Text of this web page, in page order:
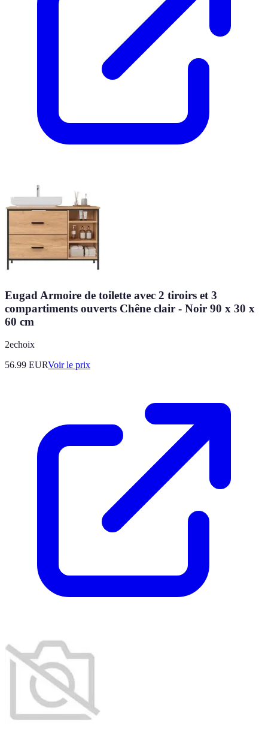
Eugad Armoire de toilette avec 2 tiroirs et 3
compartiments ouverts Chêne clair - Noir 90 x 30 x
60 cm
2echoix
56.99 EURVoir le prix